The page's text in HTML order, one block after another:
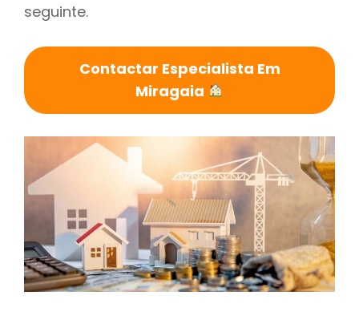
seguinte.
Contactar Especialista Em
Miragaia